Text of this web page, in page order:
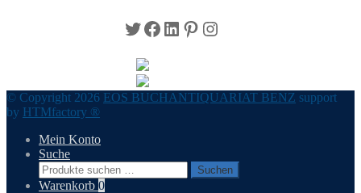
Twitter
Facebook
LinkedIn
Pinterest
Instagram
© Copyright 2026 EOS BUCHANTIQUARIAT BENZ support
by HTMfactory ®
Mein Konto
Suche
Suchen
nach:
Suchen
Warenkorb 0